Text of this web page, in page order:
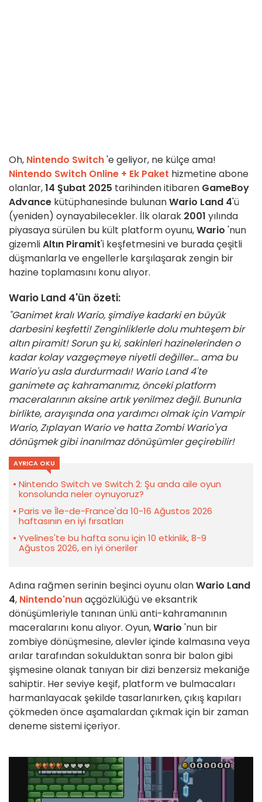
Oh, Nintendo Switch'e geliyor, ne külçe ama!
Nintendo Switch Online + Ek Paket hizmetine abone
olanlar,14 Şubat 2025 tarihinden itibaren GameBoy
Advance kütüphanesinde bulunanWario Land 4'ü
(yeniden) oynayabilecekler. İlk olarak 2001 yılında
piyasaya sürülen bu kült platform oyunu,Wario 'nun
gizemliAltın Piramit'i keşfetmesini ve burada çeşitli
düşmanlarla ve engellerle karşılaşarak zengin bir
hazine toplamasını konu alıyor.
Wario Land 4'ün özeti:
"Ganimet kralı Wario, şimdiye kadarki en büyük
darbesini keşfetti! Zenginliklerle dolu muhteşem bir
altın piramit! Sorun şu ki, sakinleri hazinelerinden o
kadar kolay vazgeçmeye niyetli değiller... ama bu
Wario'yu asla durdurmadı! Wario Land 4'te
ganimete aç kahramanımız, önceki platform
maceralarının aksine artık yenilmez değil. Bununla
birlikte, arayışında ona yardımcı olmak için Vampir
Wario, Zıplayan Wario ve hatta Zombi Wario'ya
dönüşmek gibi inanılmaz dönüşümler geçirebilir!
AYRICA OKU
Nintendo Switch ve Switch 2: Şu anda aile oyun
konsolunda neler oynuyoruz?
Paris ve Île-de-France'da 10-16 Ağustos 2026
haftasının en iyi fırsatları
Yvelines'te bu hafta sonu için 10 etkinlik, 8-9
Ağustos 2026, en iyi öneriler
Adına rağmen serinin beşinci oyunu olanWario Land
4, Nintendo'nunaçgözlülüğü ve eksantrik
dönüşümleriyle tanınan ünlü anti-kahramanının
maceralarını konu alıyor. Oyun,Wario 'nun bir
zombiye dönüşmesine, alevler içinde kalmasına veya
arılar tarafından sokulduktan sonra bir balon gibi
şişmesine olanak tanıyan bir dizi benzersiz mekaniğe
sahiptir. Her seviye keşif, platform ve bulmacaları
harmanlayacak şekilde tasarlanırken, çıkış kapıları
çökmeden önce aşamalardan çıkmak için bir zaman
deneme sistemi içeriyor.